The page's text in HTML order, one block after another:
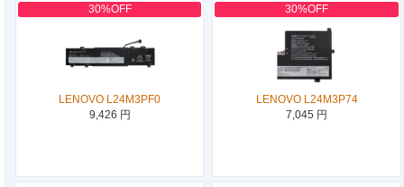
30%OFF
LENOVO L24M3PF0
9,426 円
30%OFF
LENOVO L24M3P74
7,045 円